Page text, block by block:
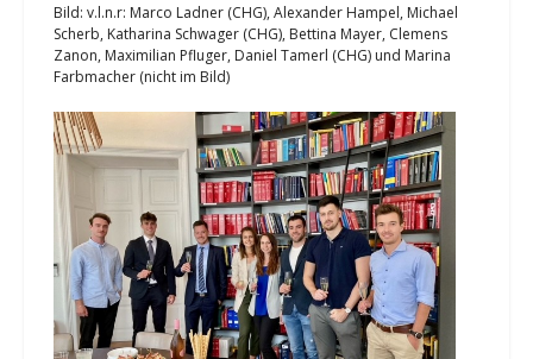
Bild: v.l.n.r: Marco Ladner (CHG), Alexander Hampel, Michael
Scherb, Katharina Schwager (CHG), Bettina Mayer, Clemens
Zanon, Maximilian Pfluger, Daniel Tamerl (CHG) und Marina
Farbmacher (nicht im Bild)